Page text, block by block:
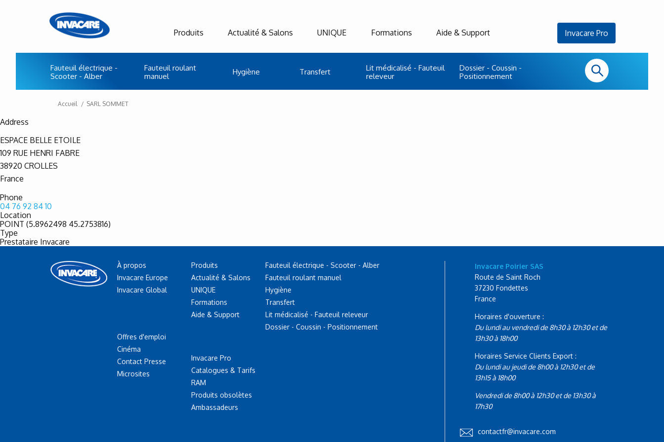
Produits
Fauteuil électrique -
Scooter - Alber
Fauteuil roulant
manuel
Hygiène Transfert
Lit médicalisé - Fauteuil
releveur
Dossier - Coussin -
Positionnement
Actualité & Salons UNIQUE Formations Aide & Support Invacare Pro
Accueil SARL SOMMET
Address
ESPACE BELLE ETOILE
109 RUE HENRI FABRE
38920 CROLLES
France
Phone
04 76 92 84 10
Location
POINT (5.8962498 45.2753816)
Type
Prestataire Invacare
À propos
Invacare Europe
Invacare Global
Offres d'emploi
Cinéma
Contact Presse
Microsites
Produits
Actualité & Salons
UNIQUE
Formations
Aide & Support
Invacare Pro
Catalogues & Tarifs
RAM
Produits obsolètes
Ambassadeurs
Fauteuil électrique - Scooter - Alber
Fauteuil roulant manuel
Hygiène
Transfert
Lit médicalisé - Fauteuil releveur
Dossier - Coussin - Positionnement
Invacare Poirier SAS
Route de Saint Roch
37230 Fondettes
France
Horaires d'ouverture :
Du lundi au vendredi de 8h30 à 12h30 et de
13h30 à 18h00
Horaires Service Clients Export :
Du lundi au jeudi de 8h00 à 12h30 et de
13h15 à 18h00
Vendredi de 8h00 à 12h30 et de 13h30 à
17h30
contactfr@invacare.com